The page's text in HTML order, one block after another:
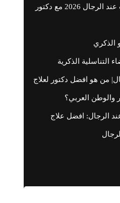
علاج ضعف الانتصاب عند الرجال 2026 مع دكتور
الذكري
التناسلية الذكرية
من هو افضل دكتور لعلاج
العربي؟
الرجال: افضل علاج